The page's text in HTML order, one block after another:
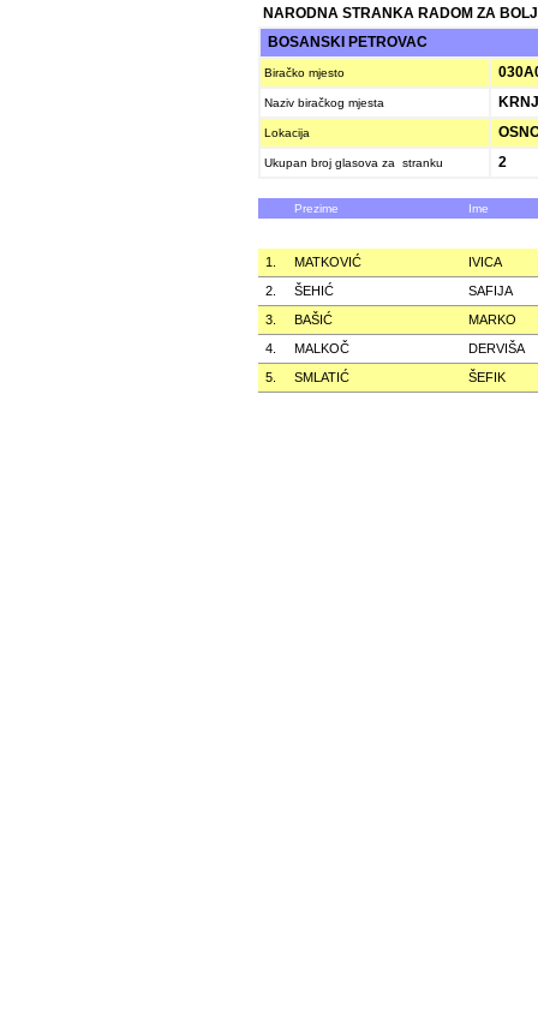
NARODNA STRANKA RADOM ZA
BOSANSKI PETROVAC
Biračko mjesto
Naziv biračkog mjesta
Lokacija
Ukupan broj glasova za stranku 2
Prezime Ime
1. MATKOVIĆ
IVICA
2.
ŠEHIĆ
SAFIJA
3.
BAŠIĆ
MARKO
4.
MALKOČ
DERVIŠA
5.
SMLATIĆ ŠEFIK